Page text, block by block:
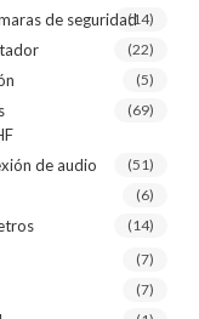
de seguridad(14)
(22)
(5)
(69)
de audio (51)
(6)
(14)
(7)
(7)